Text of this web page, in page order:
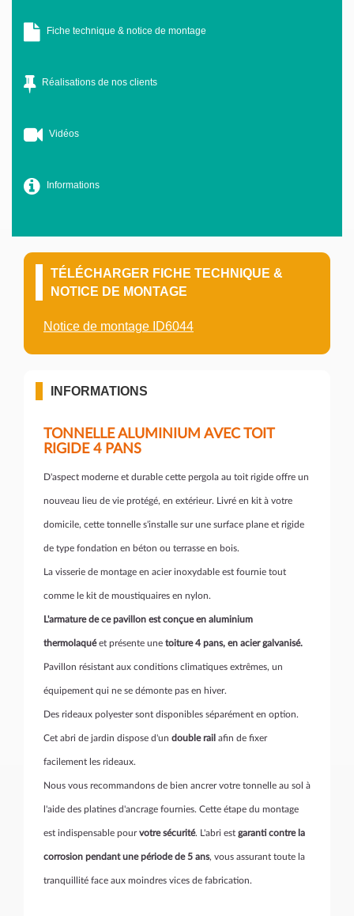
Fiche technique & notice de montage
Réalisations de nos clients
Vidéos
Informations
TÉLÉCHARGER FICHE TECHNIQUE &
NOTICE DE MONTAGE
Notice de montage ID6044
INFORMATIONS
TONNELLE ALUMINIUM AVEC TOIT
RIGIDE 4 PANS
D'aspect moderne et durable cette pergola au toit rigide offre un
nouveau lieu de vie protégé, en extérieur. Livré en kit à votre
domicile, cette tonnelle s'installe sur une surface plane et rigide
de type fondation en béton ou terrasse en bois.
La visserie de montage en acier inoxydable est fournie tout
comme le kit de moustiquaires en nylon.
L'armature de ce pavillon est conçue en aluminium
thermolaquéet présente une toiture 4 pans, en acier galvanisé.
Pavillon résistant aux conditions climatiques extrêmes, un
équipement qui ne se démonte pas en hiver.
Des rideaux polyester sont disponibles séparément en option.
Cet abri de jardin dispose d'un double rail afin de fixer
facilement les rideaux.
Nous vous recommandons de bien ancrer votre tonnelle au sol à
l'aide des platines d'ancrage fournies. Cette étape du montage
est indispensable pourvotre sécurité. L'abri est garanti contre la
corrosion pendant une période de 5 ans, vous assurant toute la
tranquillité face aux moindres vices de fabrication.